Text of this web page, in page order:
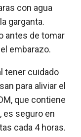
con agua
garganta.
antes de tomar
embarazo.
tener cuidado
para aliviar el
que contiene
es seguro en
cada 4 horas.